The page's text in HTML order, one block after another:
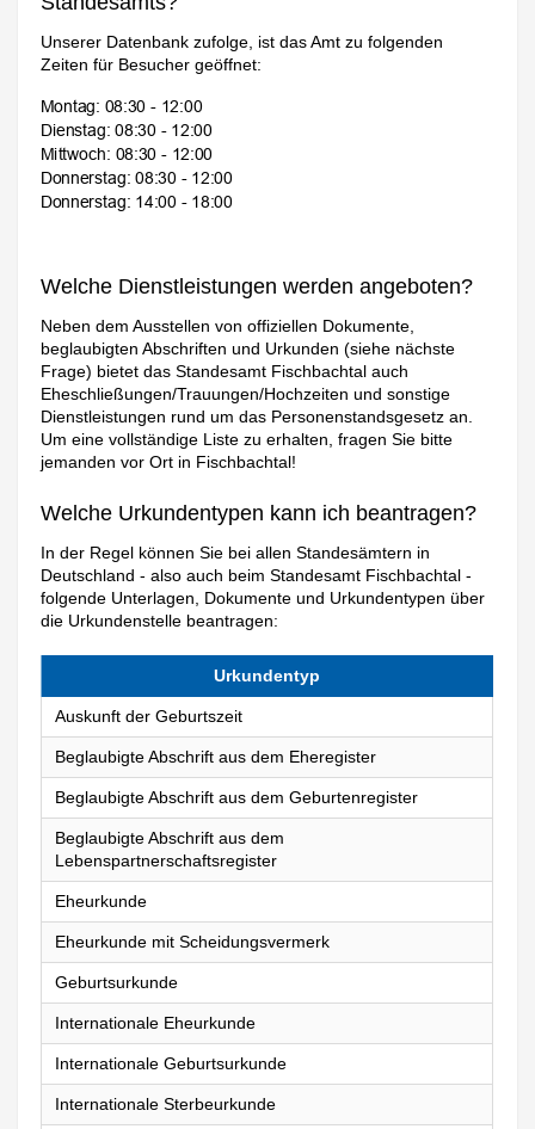
Unserer Datenbank zufolge, ist das Amt zu folgenden
Zeiten für Besucher geöffnet:
Welche Dienstleistungen werden angeboten?
Neben dem Ausstellen von offiziellen Dokumente,
beglaubigten Abschriften und Urkunden (siehe nächste
Frage) bietet das Standesamt Fischbachtal auch
Eheschließungen/Trauungen/Hochzeiten und sonstige
Dienstleistungen rund um das Personenstandsgesetz an.
Um eine vollständige Liste zu erhalten, fragen Sie bitte
jemanden vor Ort in Fischbachtal!
Welche Urkundentypen kann ich beantragen?
In der Regel können Sie bei allen Standesämtern in
Deutschland - also auch beim Standesamt Fischbachtal -
folgende Unterlagen, Dokumente und Urkundentypen über
die Urkundenstelle beantragen:
Urkundentyp
Auskunft der Geburtszeit
Beglaubigte Abschrift aus dem Eheregister
Beglaubigte Abschrift aus dem Geburtenregister
Beglaubigte Abschrift aus dem
Lebenspartnerschaftsregister
Eheurkunde
Eheurkunde mit Scheidungsvermerk
Geburtsurkunde
Internationale Eheurkunde
Internationale Geburtsurkunde
Internationale Sterbeurkunde